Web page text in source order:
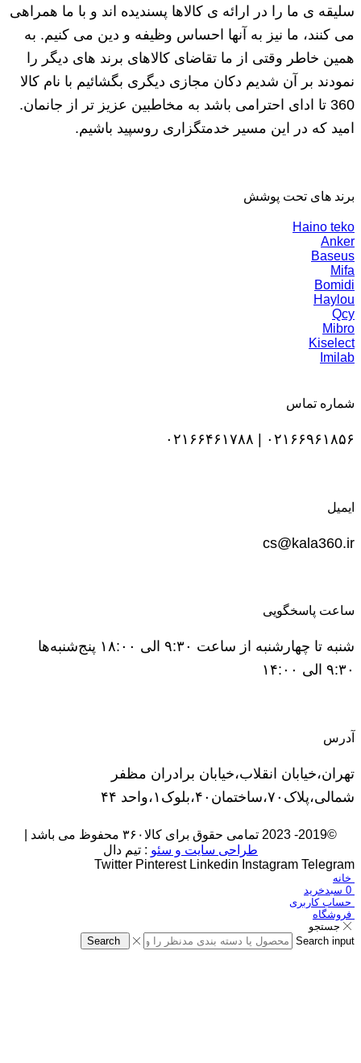
سلیقه ی ما را در ارائه ی کالاها پسندیده اند و با ما همراهی
می کنند، ما نیز به آنها احساس وظیفه و دین می کنیم. به
همین خاطر وقتی از ما تقاضای کالاهای برند های دیگر را
نمودند بر آن شدیم دکان مجازی دیگری بگشائیم با نام کالا
360 تا ادای احترامی باشد به مخاطبین عزیز تر از جانمان.
امید که در این مسیر خدمتگزاری روسپید باشیم.
برند های تحت پوشش
Haino teko
Anker
Baseus
Mifa
Bomidi
Haylou
Qcy
Mibro
Kiselect
Imilab
شماره تماس
۰۲۱۶۶۹۶۱۸۵۶ | ۰۲۱۶۶۴۶۱۷۸۸
ایمیل
cs@kala360.ir
ساعت پاسخگویی
شنبه تا چهارشنبه از ساعت ۹:۳۰ الی ۱۸:۰۰ پنج‌شنبه‌ها
۹:۳۰ الی ۱۴:۰۰
آدرس
تهران،خیابان انقلاب،خیابان برادران مظفر
شمالی،پلاک۷۰،ساختمان۴۰،بلوک۱،واحد ۴۴
©2019- 2023 تمامی حقوق برای کالا۳۶۰ محفوظ می باشد |
طراحی سایت و سئو : تیم دال
Twitter Pinterest Linkedin Instagram Telegram
خانه
0 سبدخرید
حساب کاربری
فروشگاه
جستجو
Search input
Search